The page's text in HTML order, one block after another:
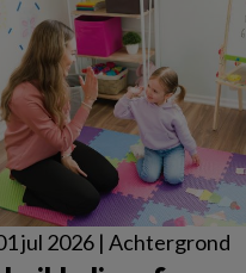
jul 2026 | Achtergrond